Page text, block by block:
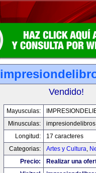
Vendido!
Mayusculas:
Minusculas:
Longitud:
17 caracteres
Categorias:
Artes y Cultura,
Precio:
Realizar una